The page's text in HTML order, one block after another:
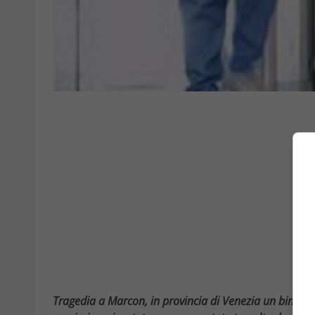
Tragedia a Marcon, in provincia di Venezia un